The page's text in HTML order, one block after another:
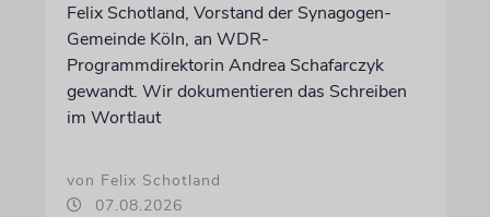
Felix Schotland, Vorstand der Synagogen-
Gemeinde Köln, an WDR-
Programmdirektorin Andrea Schafarczyk
gewandt. Wir dokumentieren das Schreiben
im Wortlaut
von Felix Schotland
07.08.2026